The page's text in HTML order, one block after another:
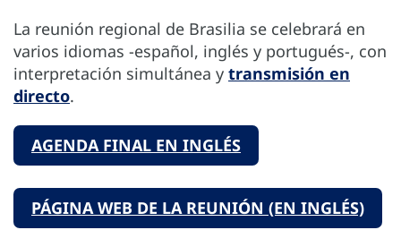
La reunión regional de Brasilia se celebrará en
varios idiomas -español, inglés y portugués-, con
interpretación simultánea y transmisión en
directo.
AGENDA FINAL EN INGLÉS
PÁGINA WEB DE LA REUNIÓN (EN INGLÉS)